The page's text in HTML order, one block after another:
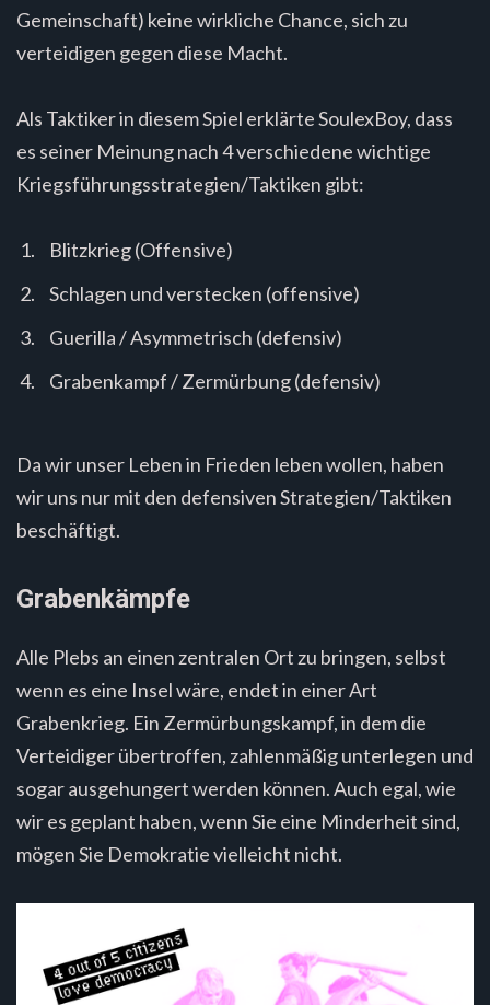
Gemeinschaft) keine wirkliche Chance, sich zu
verteidigen gegen diese Macht.
Als Taktiker in diesem Spiel erklärte SoulexBoy, dass
es seiner Meinung nach 4 verschiedene wichtige
Kriegsführungsstrategien/Taktiken gibt:
Blitzkrieg (Offensive)
Schlagen und verstecken (offensive)
Guerilla / Asymmetrisch (defensiv)
Grabenkampf / Zermürbung (defensiv)
Da wir unser Leben in Frieden leben wollen, haben
wir uns nur mit den defensiven Strategien/Taktiken
beschäftigt.
Grabenkämpfe
Alle Plebs an einen zentralen Ort zu bringen, selbst
wenn es eine Insel wäre, endet in einer Art
Grabenkrieg. Ein Zermürbungskampf, in dem die
Verteidiger übertroffen, zahlenmäßig unterlegen und
sogar ausgehungert werden können. Auch egal, wie
wir es geplant haben, wenn Sie eine Minderheit sind,
mögen Sie Demokratie vielleicht nicht.